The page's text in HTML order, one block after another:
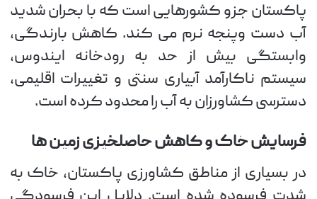
پاکستان جزو کشورهایی است که با بحران شدید
آب دست وپنجه نرم می کند. کاهش بارندگی،
وابستگی بیش از حد به رودخانه ایندوس،
سیستم ناکارآمد آبیاری سنتی و تغییرات اقلیمی،
دسترسی کشاورزان به آب را محدود کرده است.
فرسایش خاک و کاهش حاصلخیزی زمین ها
در بسیاری از مناطق کشاورزی پاکستان، خاک به